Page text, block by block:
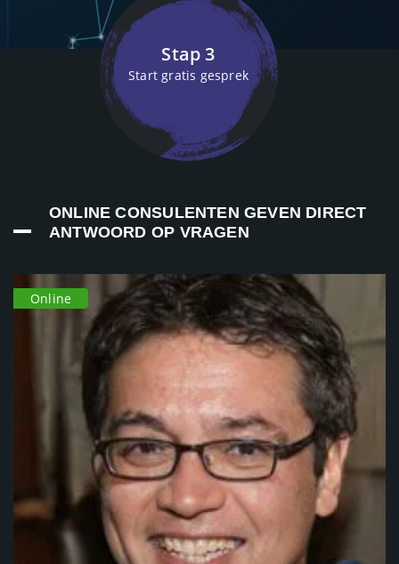
Stap 3
Start gratis gesprek
ONLINE CONSULENTEN GEVEN DIRECT
ANTWOORD OP VRAGEN
Online